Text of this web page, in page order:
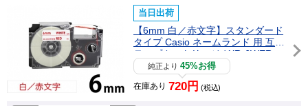
当日出荷
【6mm 白／赤文字】スタンダード
タイプ Casio ネームランド 用 互換
テープカートリッジ / XR-6WER
純正より45%お得
在庫あり 720円 (税込)